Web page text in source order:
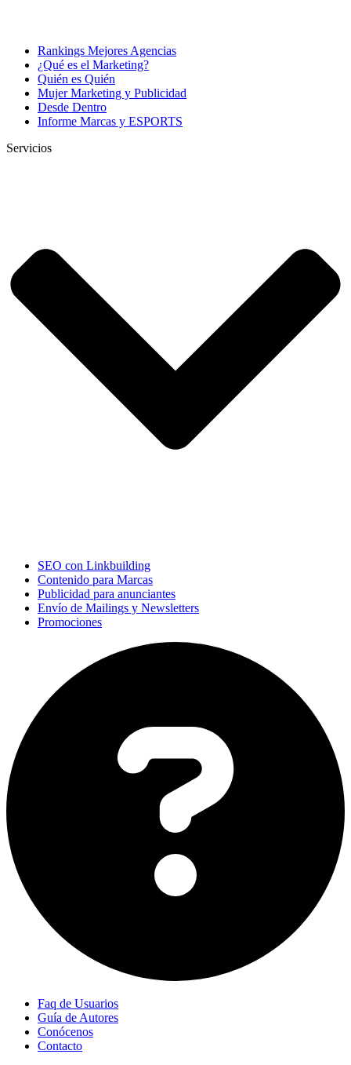
Rankings Mejores Agencias
¿Qué es el Marketing?
Quién es Quién
Mujer Marketing y Publicidad
Desde Dentro
Informe Marcas y ESPORTS
Servicios
SEO con Linkbuilding
Contenido para Marcas
Publicidad para anunciantes
Envío de Mailings y Newsletters
Promociones
Faq de Usuarios
Guía de Autores
Conócenos
Contacto